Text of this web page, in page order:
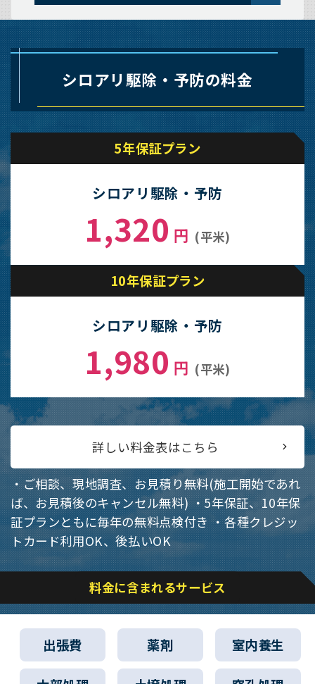
シロアリ駆除・予防の料金
5年保証プラン
シロアリ駆除・予防
1,320 円 (平米)
10年保証プラン
シロアリ駆除・予防
1,980 円 (平米)
詳しい料金表はこちら
・ご相談、現地調査、お見積り無料(施工開始であれ
ば、お見積後のキャンセル無料)・5年保証、10年保
証プランともに毎年の無料点検付き ・各種クレジッ
トカード利用OK、後払いOK
料金に含まれるサービス
出張費 薬剤 室内養生